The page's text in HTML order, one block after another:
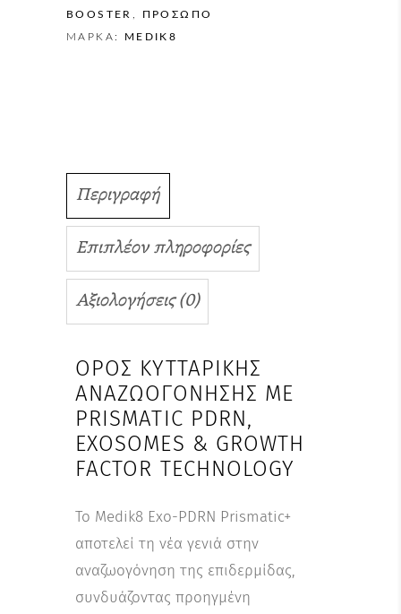
BOOSTER
ΠΡΌΣΩΠΟ
ΜΆΡΚΑ: MEDIK8
Περιγραφή
Επιπλέον πληροφορίες
Αξιολογήσεις (0)
ΟΡΌΣ ΚΥΤΤΑΡΙΚΉΣ
ΑΝΑΖΩΟΓΌΝΗΣΗΣ ΜΕ
PRISMATIC PDRN,
EXOSOMES & GROWTH
FACTOR TECHNOLOGY
Το Medik8 Exo-PDRN Prismatic+
αποτελεί τη νέα γενιά στην
αναζωογόνηση της επιδερμίδας,
συνδυάζοντας προηγμένη